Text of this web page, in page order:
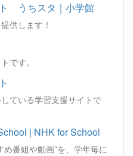
うちスタ｜小学館
供します！
です。
ている学習支援サイトで
| NHK for School
番組や動画”を、学年毎に